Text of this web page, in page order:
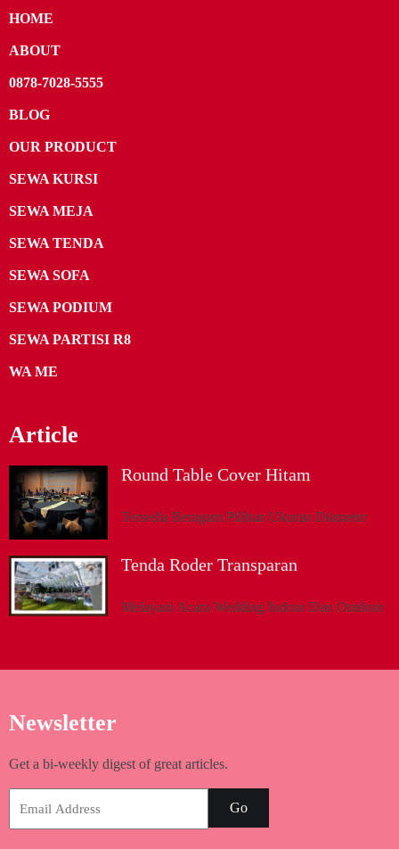
HOME
ABOUT
0878-7028-5555
BLOG
OUR PRODUCT
SEWA KURSI
SEWA MEJA
SEWA TENDA
SEWA SOFA
SEWA PODIUM
SEWA PARTISI R8
WA ME
Article
Round Table Cover Hitam
Tersedia Beragam Pilihan Ukuran Diameter
Tenda Roder Transparan
Melayani Acara Wedding Indoor Dan Outdoor
Newsletter
Get a bi-weekly digest of great articles.
Go